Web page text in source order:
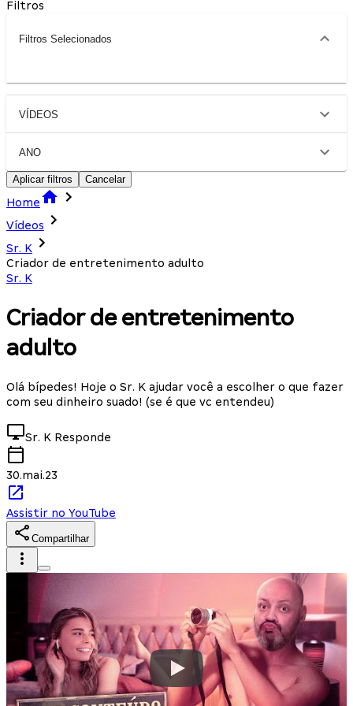
Filtros
Filtros Selecionados
VÍDEOS
ANO
Aplicar filtros Cancelar
Home
Vídeos
Sr. K
Criador de entretenimento adulto
Sr. K
Criador de entretenimento
adulto
Olá bípedes! Hoje o Sr. K ajudar você a escolher o que fazer
com seu dinheiro suado! (se é que vc entendeu)
Sr. K Responde
30.mai.23
Assistir no YouTube
Compartilhar